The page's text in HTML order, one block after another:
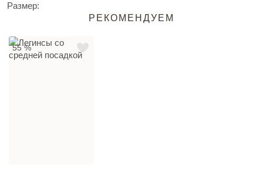
Размер:
РЕКОМЕНДУЕМ
55 %